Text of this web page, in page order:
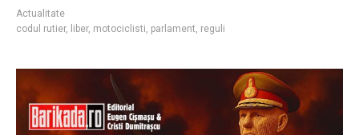
Actualitate
codul rutier, liber, motociclisti, parlament, reguli